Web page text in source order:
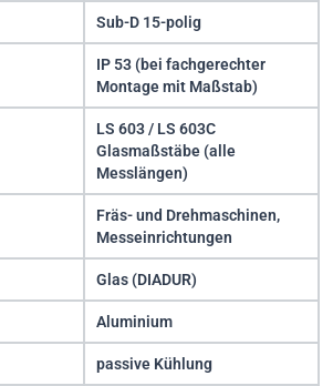
Sub-D 15-polig
IP 53 (bei fachgerechter
Montage mit Maßstab)
LS 603 / LS 603C
Glasmaßstäbe (alle
Messlängen)
Fräs- und Drehmaschinen,
Messeinrichtungen
Glas (DIADUR)
Aluminium
passive Kühlung